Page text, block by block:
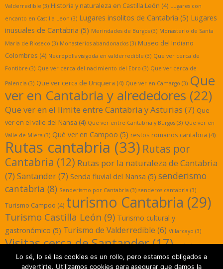
Valderredible (3) Historia y naturaleza en Castilla León (4) Lugares con
encanto en Castilla Leon (3) Lugares insolitos de Cantabria (5) Lugares
inusuales de Cantabria (5) Merindades de Burgos (3) Monasterio de Santa
Maria de Rioseco (3) Monasterios abandonados (3) Museo del Indiano
Colombres (4) Necrópolis visigoda en valderredible (3) Que ver cerca de
Fontibre (3) Que ver cerca del nacimiento del Ebro (3) Que ver cerca de
Palencia (3) Que ver cerca de Unquera (4) Que ver en Camargo (3) Que
ver en Cantabria y alrededores (22)
Que ver en el limite entre Cantabria y Asturias (7) Que
ver en el valle del Nansa (4) Que ver entre Cantabria y Burgos (3) Que ver en
Valle de Miera (3) Qué ver en Campoo (5) restos romanos cantabria (4)
Rutas cantabria (33) Rutas por
Cantabria (12) Rutas por la naturaleza de Cantabria
(7) Santander(7) Senda fluvial del Nansa (5) senderismo
cantabria (8) Senderismo por Cantabria (3) senderos cantabria (3)
Turismo Campoo (4) turismo Cantabria (29)
Turismo Castilla León (9) Turismo cultural y
gastronómico (5) Turismo de Valderredible (6) Villarcayo (3)
Visitas cerca de Santander(17) yacimientos
romanos cantabria(3)
Lo sé, lo sé las cookies es un rollo, pero estamos obligados a
advertirte. Utilizamos cookies para asegurar que damos la